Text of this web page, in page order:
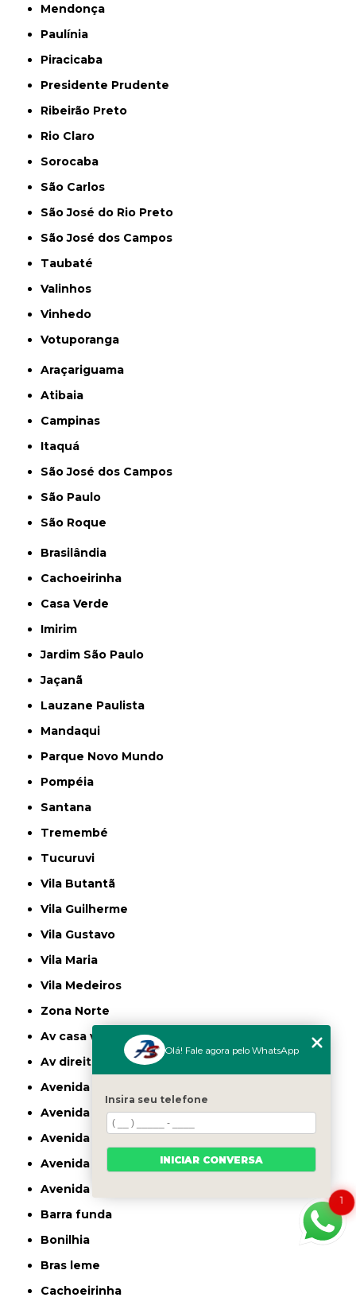
Mendonça
Paulínia
Piracicaba
Presidente Prudente
Ribeirão Preto
Rio Claro
Sorocaba
São Carlos
São José do Rio Preto
São José dos Campos
Taubaté
Valinhos
Vinhedo
Votuporanga
Araçariguama
Atibaia
Campinas
Itaquá
São José dos Campos
São Paulo
São Roque
Brasilândia
Cachoeirinha
Casa Verde
Imirim
Jardim São Paulo
Jaçanã
Lauzane Paulista
Mandaqui
Parque Novo Mundo
Pompéia
Santana
Tremembé
Tucuruvi
Vila Butantã
Vila Guilherme
Vila Gustavo
Vila Maria
Vila Medeiros
Zona Norte
av casa verde
av direitos humanos
avenida casa verde
avenida deputado emilio carlos
avenida engenheiro caetano alvares
avenida imirin
avenida inajar de souza
barra funda
bonilhia
bras leme
cachoeirinha
1
Olá! Fale agora pelo WhatsApp
Insira seu telefone
INICIAR CONVERSA